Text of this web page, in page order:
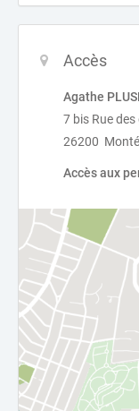
Accès
Agathe
7 bis Rue des
26200
Accès aux